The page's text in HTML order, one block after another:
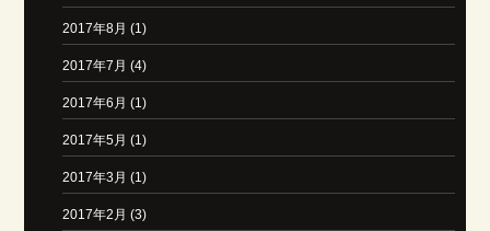
2017年8月 (1)
2017年7月 (4)
2017年6月 (1)
2017年5月 (1)
2017年3月 (1)
2017年2月 (3)